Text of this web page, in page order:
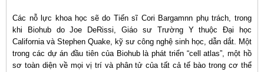
Các nỗ lực khoa học sẽ do Tiến sĩ Cori Bargamnn phụ trách, trong
khi Biohub do Joe DeRissi, Giáo sư Trường Y thuộc Đại học
California và Stephen Quake, kỹ sư công nghệ sinh học, dẫn dắt. Một
trong các dự án đầu tiên của Biohub là phát triển “cell atlas”, một hồ
sơ toàn diện về mọi vị trí và phân tử của tất cả tế bào trong cơ thể